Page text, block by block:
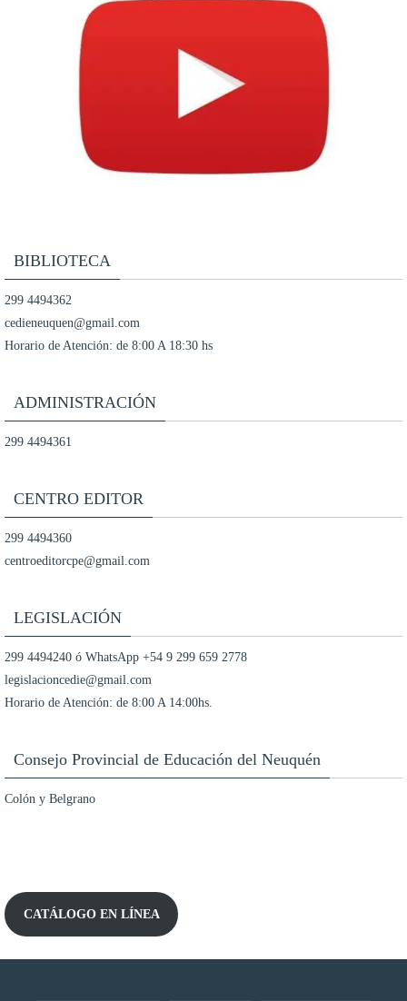
BIBLIOTECA
299 4494362
cedieneuquen@gmail.com
Horario de Atención: de 8:00 A 18:30 hs
ADMINISTRACIÓN
299 4494361
CENTRO EDITOR
299 4494360
centroeditorcpe@gmail.com
LEGISLACIÓN
299 4494240 ó WhatsApp +54 9 299 659 2778
legislacioncedie@gmail.com
Horario de Atención: de 8:00 A 14:00hs.
Consejo Provincial de Educación del Neuquén
Colón y Belgrano
CATÁLOGO EN LÍNEA